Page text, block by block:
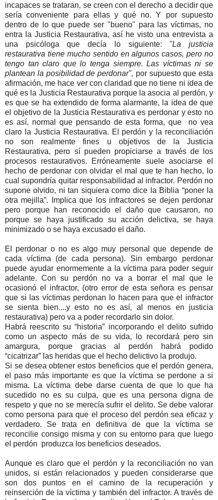
incapaces se trataran, se creen con el derecho a decidir que
sería conveniente para ellas y qué no. Y por supuesto
dentro de lo que puede ser "bueno" para las víctimas, no
entra la Justicia Restaurativa, así he visto una entrevista a
una psicóloga que decía lo siguiente: "La justicia
restaurativa tiene mucho sentido en algunos casos, pero no
tengo tan claro que lo tenga siempre. Las víctimas ni se
plantean la posibilidad de perdonar", por supuesto que esta
afirmación, me hace ver con claridad que no tiene ni idea de
qué es la Justicia Restaurativa porque la asocia al perdón, y
es que se ha extendido de forma alarmante, la idea de que
el objetivo de la Justicia Restaurativa es perdonar y esto no
es así, normal que pensando de esta forma, que no vea
claro la Justicia Restaurativa. El perdón y la reconciliación
no son realmente fines u objetivos de la Justicia
Restaurativa, pero sí pueden propiciarse a través de los
procesos restaurativos. Erróneamente suele asociarse el
hecho de perdonar con olvidar el mal que te han hecho, lo
cual supondría quitar responsabilidad al infractor. Perdón no
supone olvido, ni tan siquiera como dice la Biblia “poner la
otra mejilla”. Implica que los infractores se dejen perdonar
pero porque han reconocido el daño que causaron, no
porque se haya justificado su acción delictiva, se haya
minimizado o se haya excusado el daño.
El perdonar o no es algo muy personal que depende de
cada víctima (de cada persona). Sin embargo perdonar
puede ayudar enormemente a la víctima para poder seguir
adelante. Con su perdón no va a borrar el mal que le
ocasionó el infractor, (otro error de esta señora es pensar
que si las víctimas perdonan lo hacen para que el infractor
se sienta bien....y esto no es así, al menos en justicia
restaurativa) pero va a poder recordarlo sin dolor.
Habrá reescrito su “historia” incorporando el delito sufrido
como un aspecto más de su vida, lo recordará pero sin
amargura, porque gracias al perdón habrá podido
“cicatrizar” las heridas que el hecho delictivo la produjo.
Si se desea obtener estos beneficios que el perdón genera,
el paso más importante es que la víctima se perdone a si
misma. La víctima debe darse cuenta de que lo que ha
sucedido no es su culpa, que es una persona digna de
respeto y que no se merecía sufrir el delito. Se debe valorar
como persona para que el proceso del perdón sea eficaz y
verdadero. Se trata en definitiva de que la víctima se
reconcilie consigo misma y con su entorno para que luego
el perdón produzca los beneficios deseados.
Aunque es claro que el perdón y la reconciliación no van
unidos, si están relacionados y pueden considerarse que
son dos puntos en el camino de la recuperación y
reinserción de la víctima y también del infractor. A través de